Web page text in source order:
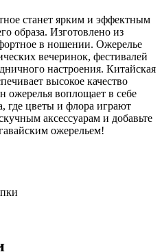
станет ярким и эффектным
образа. Изготовлено из
в ношении. Ожерелье
вечеринок, фестивалей
настроения. Китайская
высокое качество
ожерелья воплощает в себе
где цветы и флора играют
аксессуарам и добавьте
ожерельем!